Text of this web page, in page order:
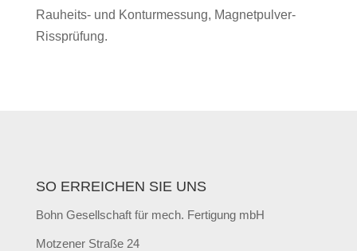
Rauheits- und Konturmessung, Magnetpulver-
Rissprüfung.
SO ERREICHEN SIE UNS
Bohn Gesellschaft für mech. Fertigung mbH
Motzener Straße 24